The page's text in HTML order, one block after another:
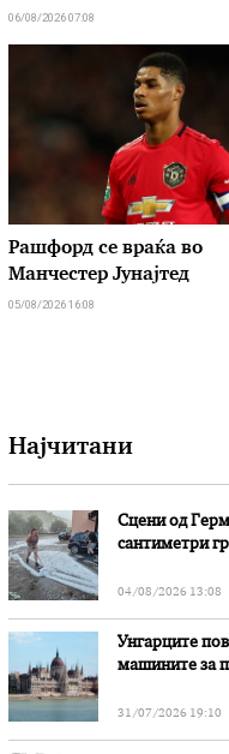
06/08/2026 07:08
Рашфорд се враќа во
Манчестер Јунајтед
05/08/2026 16:08
Најчитани
Сцени од
сантиметри
04/08/2026 13:08
Унгарците
машините за
31/07/2026 19:10